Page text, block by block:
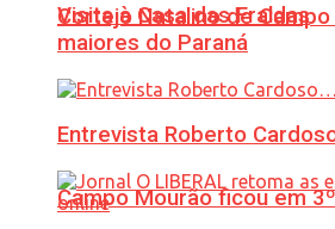
Visita à Casa das Fraldas
Campo Mourão ficou em
Cortejo Natalino de
maiores do Paraná
Entrevista Roberto